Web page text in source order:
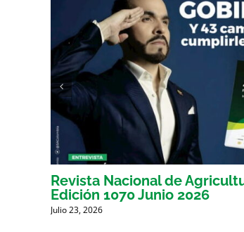
Revista Nacional de
Edición 1070 Junio 2026
Julio 23, 2026